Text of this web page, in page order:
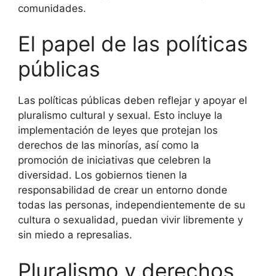
comunidades.
El papel de las políticas
públicas
Las políticas públicas deben reflejar y apoyar el
pluralismo cultural y sexual. Esto incluye la
implementación de leyes que protejan los
derechos de las minorías, así como la
promoción de iniciativas que celebren la
diversidad. Los gobiernos tienen la
responsabilidad de crear un entorno donde
todas las personas, independientemente de su
cultura o sexualidad, puedan vivir libremente y
sin miedo a represalias.
Pluralismo y derechos